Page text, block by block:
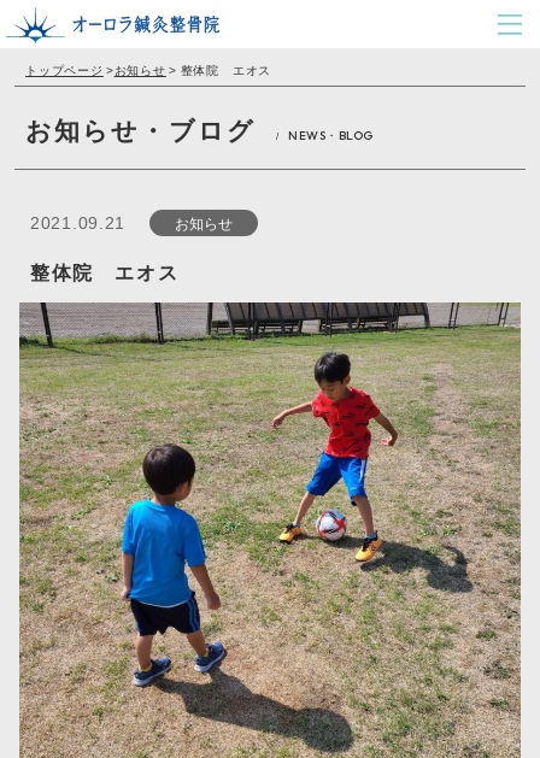
トップページ >お知らせ > 整体院 エオス
お知らせ・ブログ / NEWS・BLOG
2021.09.21 お知らせ
整体院 エオス